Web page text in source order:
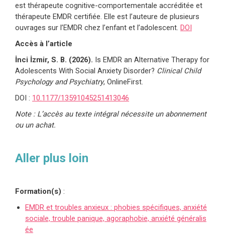
est thérapeute cognitive-comportementale accréditée et
thérapeute EMDR certifiée. Elle est l’auteure de plusieurs
ouvrages sur l’EMDR chez l’enfant et l’adolescent. DOI
Accès à l’article
İnci İzmir, S. B. (2026). Is EMDR an Alternative Therapy for
Adolescents With Social Anxiety Disorder? Clinical Child
Psychology and Psychiatry, OnlineFirst.
DOI : 10.1177/13591045251413046
Note : L’accès au texte intégral nécessite un abonnement
ou un achat.
Aller plus loin
Formation(s) :
EMDR et troubles anxieux : phobies spécifiques, anxiété
sociale, trouble panique, agoraphobie, anxiété généralis
ée